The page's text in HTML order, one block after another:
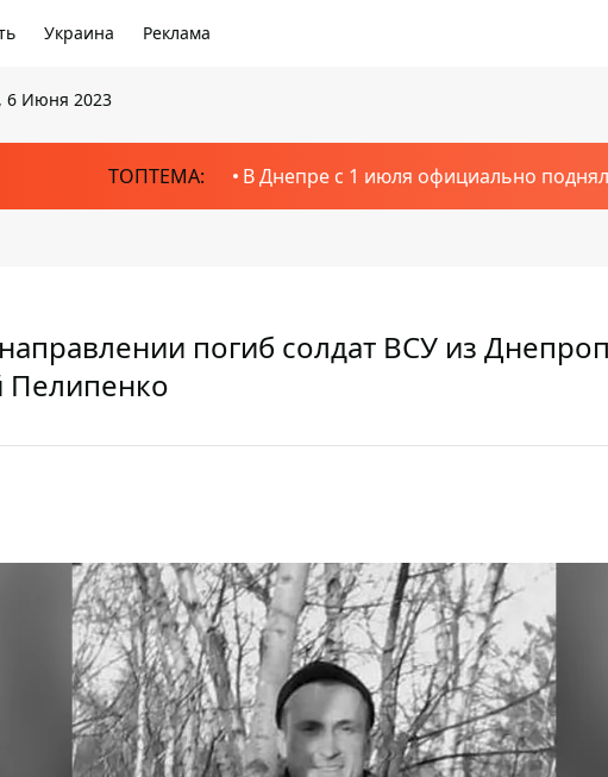
Украина Реклама
6 Июня 2023
ТОПТЕМА: В Днепре с 1 июля официально
погиб солдат ВСУ из
Пелипенко